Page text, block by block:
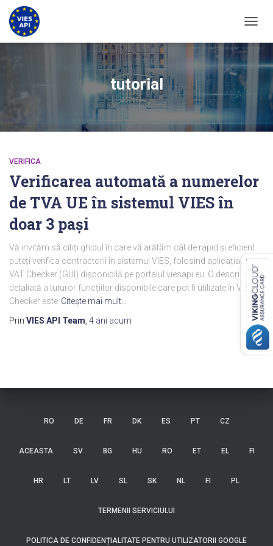
tutorial
VERIFICA
Verificarea automată a numerelor
de TVA UE în sistemul VIES în
doar 3 pași
Vă invităm să citiți ghidul în care vă arătăm cât de rapid și eficient
puteți verifica contractorii în sistemul VIES, folosind aplicația UE
VAT Checker (GUI) disponibilă pe portalul viesapi.eu. O descriere
detaliată a tuturor funcțiilor disponibile care pot fi utilizate în VIES
Checker este Citeşte mai mult…
Prin VIES API Team 4 ani acum
RO DE FR DK ES PT CZ
ACEASTA SV BG HU RO ET EL FI
HR LT LV SL SK NL FI PL
TERMENII SERVICIULUI
POLITICA DE CONFIDENȚIALITATE PENTRU UTILIZATORII GOOGLE